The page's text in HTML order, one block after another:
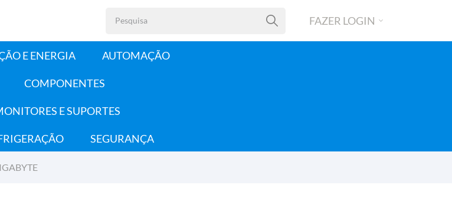
FAZER LOGIN
E ENERGIA AUTOMAÇÃO
COMPONENTES
E SUPORTES
SEGURANÇA